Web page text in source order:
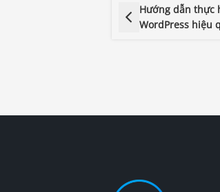
Hướng dẫn thực
WordPress hiệu